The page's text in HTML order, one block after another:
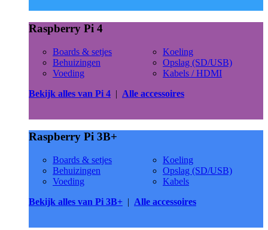
Raspberry Pi 4
Boards & setjes
Behuizingen
Voeding
Koeling
Opslag (SD/USB)
Kabels / HDMI
Bekijk alles van Pi 4 | Alle accessoires
Raspberry Pi 3B+
Boards & setjes
Behuizingen
Voeding
Koeling
Opslag (SD/USB)
Kabels
Bekijk alles van Pi 3B+ | Alle accessoires